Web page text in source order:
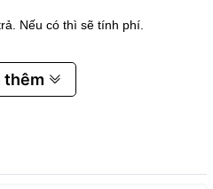
Nếu có thì sẽ tính phí.
thêm